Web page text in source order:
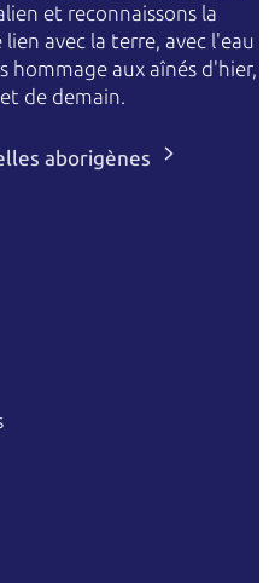
et reconnaissons la
avec la terre, avec l'eau
hommage aux aînés d'hier,
de demain.
aborigènes